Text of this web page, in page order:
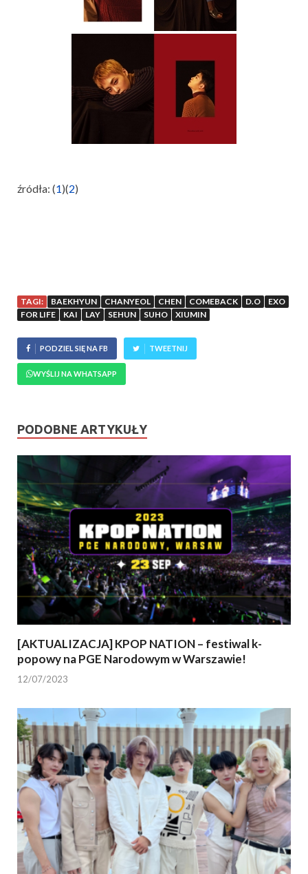
źródła: (1)(2)
TAGI: BAEKHYUN CHANYEOL CHEN COMEBACK D.O
EXO
FOR LIFE
KAI LAY SEHUN SUHO XIUMIN
PODZIEL SIĘ NA FB TWEETNIJ
WYŚLIJ NA WHATSAPP
PODOBNE ARTYKUŁY
[AKTUALIZACJA] KPOP NATION – festiwal k-
popowy na PGE Narodowym w Warszawie!
12/07/2023